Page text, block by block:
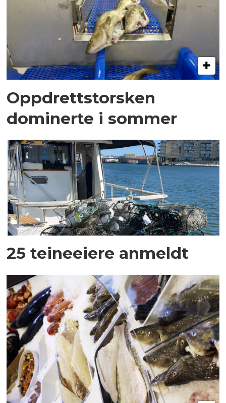
Oppdrettstorsken
dominerte i sommer
25 teineeiere anmeldt